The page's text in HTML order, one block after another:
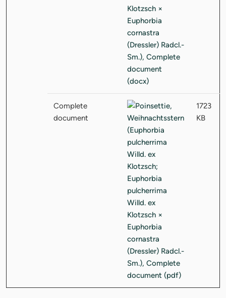
Complete
document
1723
KB